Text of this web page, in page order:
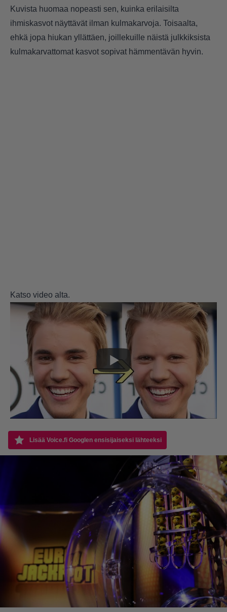
Kuvista huomaa nopeasti sen, kuinka erilaisilta
ihmiskasvot näyttävät ilman kulmakarvoja. Toisaalta,
ehkä jopa hiukan yllättäen, joillekuille näistä julkkiksista
kulmakarvattomat kasvot sopivat hämmentävän hyvin.
Katso video alta.
Lisää Voice.fi Googlen ensisijaiseksi lähteeksi